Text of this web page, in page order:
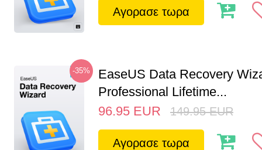
Αγορασε τωρα
-35%
EaseUS Data Recovery
Professional Lifetime...
96.95 EUR 149.95 EUR
Αγορασε τωρα